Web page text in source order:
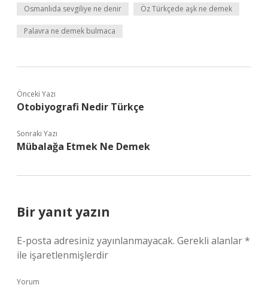
Osmanlıda sevgiliye ne denir Öz Türkçede aşk ne demek
Palavra ne demek bulmaca
Önceki Yazı
Otobiyografi Nedir Türkçe
Sonraki Yazı
Mübalağa Etmek Ne Demek
Bir yanıt yazın
E-posta adresiniz yayınlanmayacak. Gerekli alanlar*
ile işaretlenmişlerdir
Yorum